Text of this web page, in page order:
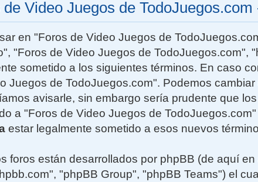
de Video Juegos de
en "Foros de Video Juegos de
"Foros de Video Juegos de TodoJuegos.com",
sometido a los siguientes términos. En caso
Juegos de TodoJuegos.com". Podemos
avisarle, sin embargo sería prudente que
a "Foros de Video Juegos de
estar legalmente sometido a esos nuevos
foros están desarrollados por phpBB (de aquí
"phpBB Group", "phpBB Teams") el